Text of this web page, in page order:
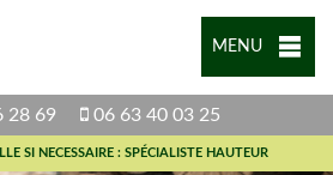
MENU
28 69 06 63 40 03 25
SI NECESSAIRE : SPÉCIALISTE HAUTEUR